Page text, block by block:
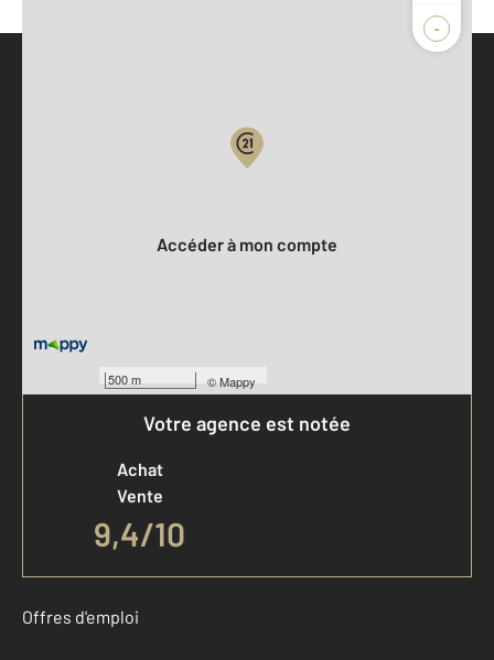
-
500 m ©Mappy
Accéder à mon compte
Votre agence est notée
Achat
Vente
9,4/10
Offres d'emploi